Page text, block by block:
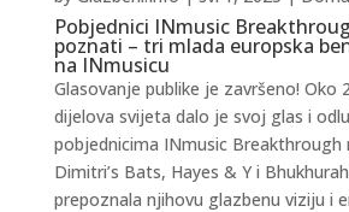
Pobjednici INmusic
poznati – tri mlada europska
na INmusicu
Glasovanje publike je završeno! Oko
dijelova svijeta dalo je svoj glas i
pobjednicima INmusic Breakthrough
Dimitri’s Bats, Hayes & Y i
prepoznala njihovu glazbenu viziju i